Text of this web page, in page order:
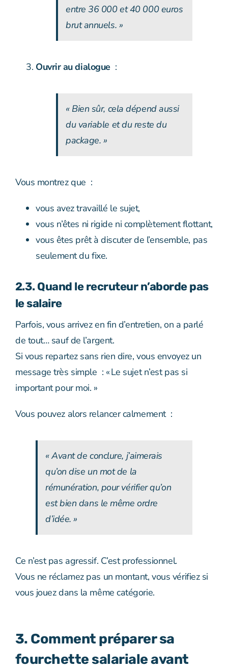
entre 36 000 et 40 000 euros
brut annuels. »
Ouvrir au dialogue:
« Bien sûr, cela dépend aussi
du variable et du reste du
package. »
Vous montrez que :
vous avez travaillé le sujet,
vous n’êtes ni rigide ni complètement flottant,
vous êtes prêt à discuter de l’ensemble, pas
seulement du fixe.
2.3. Quand le recruteur n’aborde pas
le salaire
Parfois, vous arrivez en fin d’entretien, on a parlé
de tout… sauf de l’argent.
Si vous repartez sans rien dire, vous envoyez un
message très simple : « Le sujet n’est pas si
important pour moi. »
Vous pouvez alors relancer calmement :
« Avant de conclure, j’aimerais
qu’on dise un mot de la
rémunération, pour vérifier qu’on
est bien dans le même ordre
d’idée. »
Ce n’est pas agressif. C’est professionnel.
Vous ne réclamez pas un montant, vous vérifiez si
vous jouez dans la même catégorie.
3. Comment préparer sa
fourchette salariale avant